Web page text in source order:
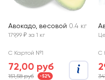
Авокадо, весовой 0.4 кг
179,99 ₽ за 1 кг
С Картой №1
72,00 руб
151,58 руб -52%
С